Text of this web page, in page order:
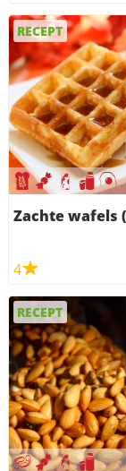
RECEPT
Zachte wafels
4
RECEPT